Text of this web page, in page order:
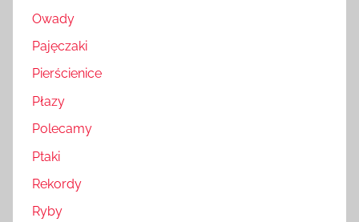
Owady
Pajęczaki
Pierścienice
Płazy
Polecamy
Ptaki
Rekordy
Ryby